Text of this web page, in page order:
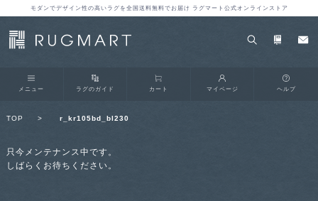
モダンでデザイン性の高いラグを全国送料無料でお届け ラグマート公式オンラインストア
メニュー ラグのガイド カート マイページ ヘルプ
TOP > r_kr105bd_bl230
只今メンテナンス中です。
しばらくお待ちください。